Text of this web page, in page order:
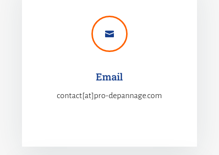

Email
contact[at]pro-depannage.com